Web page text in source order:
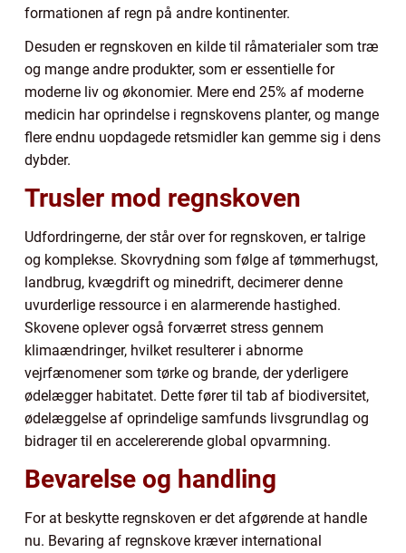
formationen af regn på andre kontinenter.
Desuden er regnskoven en kilde til råmaterialer som træ
og mange andre produkter, som er essentielle for
moderne liv og økonomier. Mere end 25% af moderne
medicin har oprindelse i regnskovens planter, og mange
flere endnu uopdagede retsmidler kan gemme sig i dens
dybder.
Trusler mod regnskoven
Udfordringerne, der står over for regnskoven, er talrige
og komplekse. Skovrydning som følge af tømmerhugst,
landbrug, kvægdrift og minedrift, decimerer denne
uvurderlige ressource i en alarmerende hastighed.
Skovene oplever også forværret stress gennem
klimaændringer, hvilket resulterer i abnorme
vejrfænomener som tørke og brande, der yderligere
ødelægger habitatet. Dette fører til tab af biodiversitet,
ødelæggelse af oprindelige samfunds livsgrundlag og
bidrager til en accelererende global opvarmning.
Bevarelse og handling
For at beskytte regnskoven er det afgørende at handle
nu. Bevaring af regnskove kræver international